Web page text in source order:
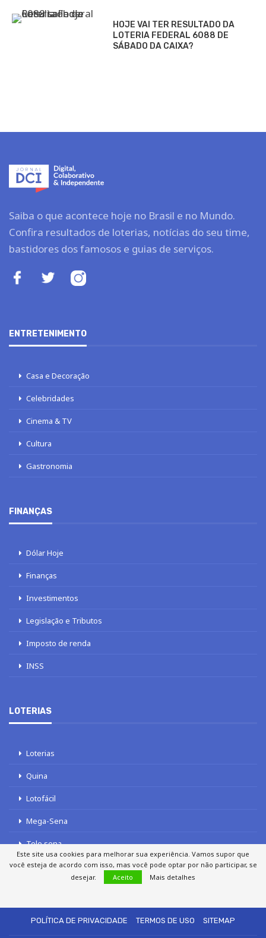
HOJE VAI TER RESULTADO DA
LOTERIA FEDERAL 6088 DE
SÁBADO DA CAIXA?
Saiba o que acontece hoje no Brasil e no Mundo.
Confira resultados de loterias, notícias do seu time,
bastidores dos famosos e guias de serviços.
ENTRETENIMENTO
Casa e Decoração
Celebridades
Cinema & TV
Cultura
Gastronomia
FINANÇAS
Dólar Hoje
Finanças
Investimentos
Legislação e Tributos
Imposto de renda
INSS
LOTERIAS
Loterias
Quina
Lotofácil
Mega-Sena
Tele sena
POLÍTICA DE PRIVACIDADE
TERMOS DE USO SITEMAP
Este site usa cookies para melhorar sua experiência. Vamos supor que
você esteja de acordo com isso, mas você pode optar por não participar, se
desejar.
Aceito Mais detalhes